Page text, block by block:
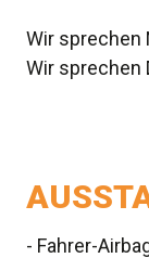
Wir sprechen
Wir sprechen
- Fahrer-